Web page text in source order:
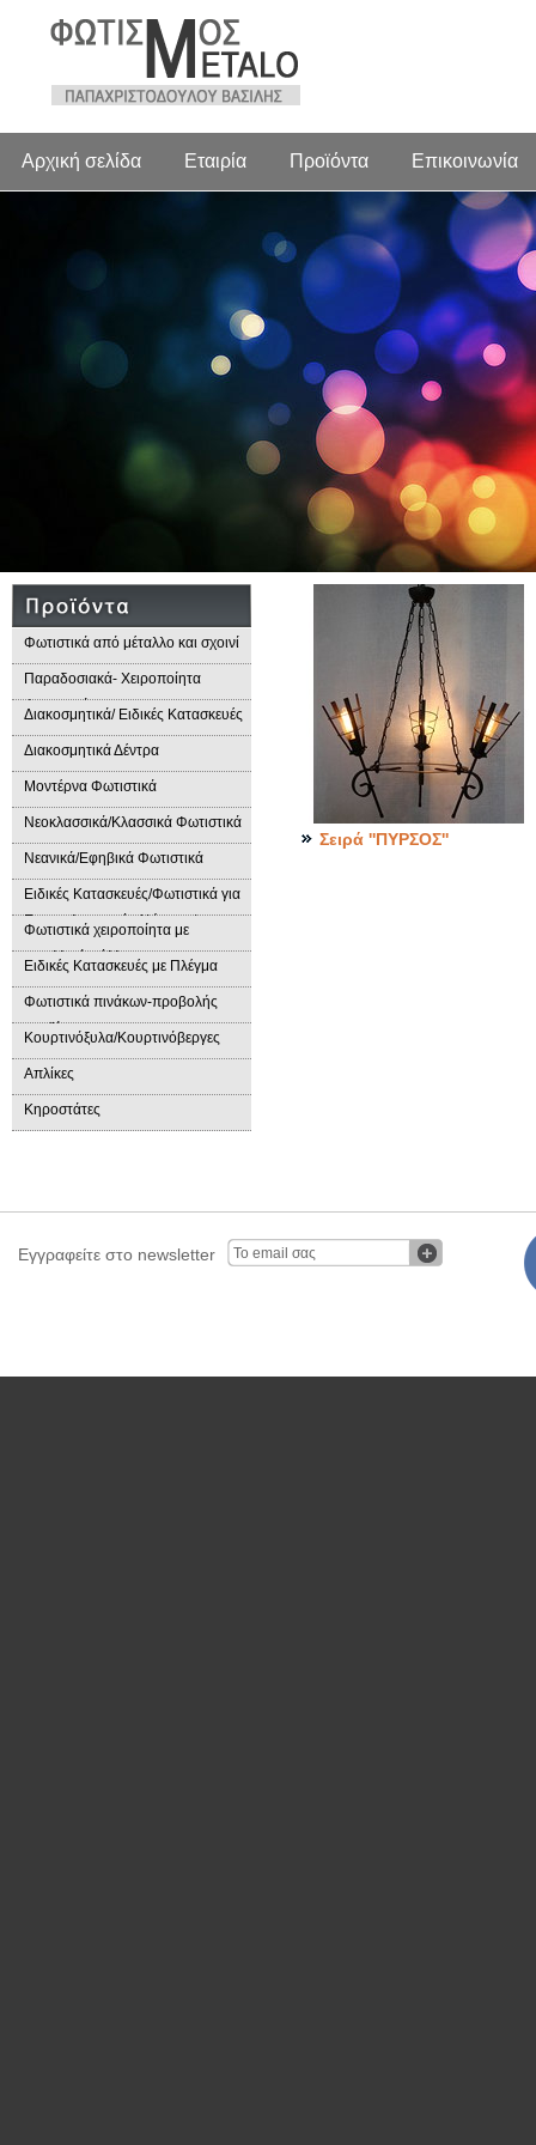
Αρχική σελίδα Εταιρία Προϊόντα Επικοινωνία
Φωτιστικά από μέταλλο και σχοινί
Παραδοσιακά- Χειροποίητα
Φωτιστικά
Διακοσμητικά/ Ειδικές Κατασκευές
Διακοσμητικά Δέντρα
Μοντέρνα Φωτιστικά
Νεοκλασσικά/Κλασσικά Φωτιστικά
Νεανικά/Εφηβικά Φωτιστικά
Ειδικές Κατασκευές/Φωτιστικά για
Επαγγελματικούς Χώρους/
Παραδοσιακά Φωτιστικά
Φωτιστικά χειροποίητα με
μεταλλικά φύλλα
Ειδικές Κατασκευές με Πλέγμα
Φωτιστικά πινάκων-προβολής
προϊόντων
Κουρτινόξυλα/Κουρτινόβεργες
Απλίκες
Κηροστάτες
Σειρά ''ΠΥΡΣΟΣ''
Εγγραφείτε στο newsletter